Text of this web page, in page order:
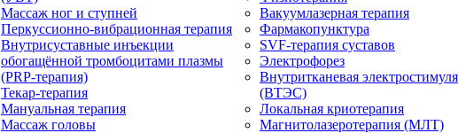
Массаж ног и ступней
Перкуссионно-вибрационная терапия
Внутрисуставные инъекции
обогащённой тромбоцитами плазмы
(PRP-терапия)
Текар-терапия
Мануальная терапия
Массаж головы
Вакуумлазерная терапия
Фармакопунктура
SVF-терапия суставов
Электрофорез
Внутритканевая
(ВТЭС)
Локальная криотерапия
Магнитолазеротерапия (МЛТ)